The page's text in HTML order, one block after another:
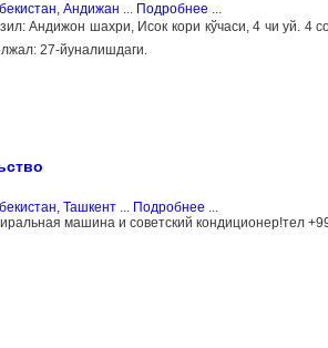
Андижан ... Подробнее ...
Андижон шахри, Исок кори кўчаси, 4 чи уй. 4
27-йуналишдаги.
Ташкент... Подробнее ...
машина и советский кондиционер!тел